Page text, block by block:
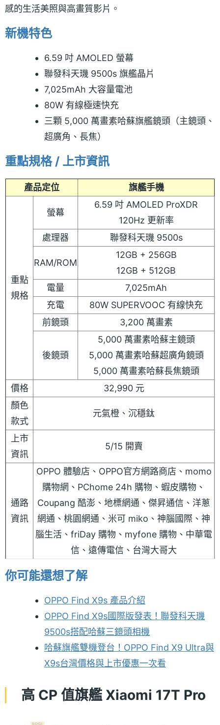
感的生活美照與高畫質影片。
新機特色
6.59 吋 AMOLED 螢幕
聯發科天璣 9500s 旗艦晶片
7,025mAh 大容量電池
80W 有線極速快充
三顆 5,000 萬畫素哈蘇旗艦鏡頭（主鏡頭、
超廣角、長焦）
重點規格 / 上市資訊
產品定位 旗艦手機
重點
規格
螢幕
6.59 吋 AMOLED ProXDR
120Hz 更新率
處理器
聯發科天璣 9500s
RAM/ROM
12GB + 256GB
12GB + 512GB
電量
7,025mAh
充電
80W SUPERVOOC 有線快充
前鏡頭
3,200 萬畫素
後鏡頭
5,000 萬畫素哈蘇主鏡頭
5,000 萬畫素哈蘇超廣角鏡頭
5,000 萬畫素哈蘇長焦鏡頭
價格
32,990 元
顏色
款式
元氣橙、沉穩鈦
上市
資訊
5/15 開賣
通路
資訊
OPPO 體驗店、OPPO官方網路商店、momo
購物網、PChome 24h 購物、蝦皮購物、
Coupang 酷澎、地標網通、傑昇通信、洋蔥
網通、桃園網通、米可 miko、神腦國際、神
腦生活、friDay 購物、myfone 購物、中華電
信、遠傳電信、台灣大哥大
你可能還想了解
OPPO Find X9s 產品介紹
OPPO Find X9s國際版發表！聯發科天璣
9500s搭配哈蘇三鏡頭相機
哈蘇旗艦雙機登台！OPPO Find X9 Ultra與
X9s台灣價格與上市優惠一次看
高 CP 值旗艦 Xiaomi 17T Pro